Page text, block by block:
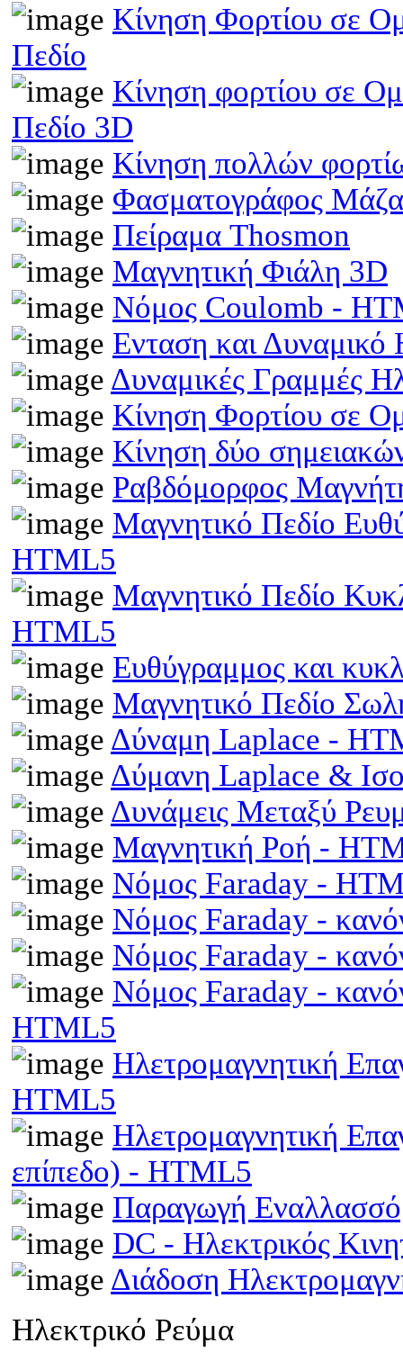
Κίνηση Φορτίου σε
Πεδίο
Κίνηση φορτίου σε
Πεδίο 3D
Κίνηση πολλών
Φασματογράφος
Πείραμα Thosmon
Μαγνητική Φιάλη 3D
Νόμος Coulomb -
Ενταση και
Δυναμικές Γραμμές
Κίνηση Φορτίου σε
Κίνηση δύο
Ραβδόμορφος
Μαγνητικό Πεδίο
HTML5
Μαγνητικό Πεδίο
HTML5
Ευθύγραμμος και
Μαγνητικό Πεδίο
Δύναμη Laplace -
Δύμανη Laplace &
Δυνάμεις Μεταξύ
Μαγνητική Ροή -
Νόμος Faraday -
Νόμος Faraday -
Νόμος Faraday -
Νόμος Faraday -
HTML5
Ηλετρομαγνητική
HTML5
Ηλετρομαγνητική
επίπεδο) - HTML5
Παραγωγή
DC - Ηλεκτρικός
Διάδοση
Ηλεκτρικό Ρεύμα